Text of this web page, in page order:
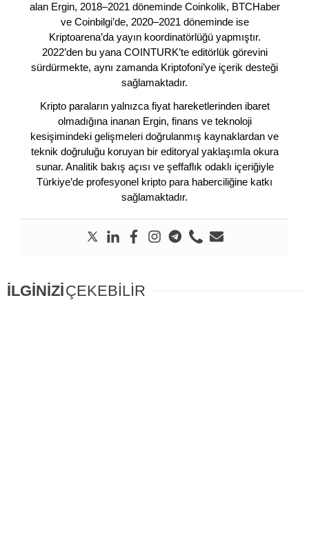
alan Ergin, 2018–2021 döneminde Coinkolik, BTCHaber
ve Coinbilgi’de, 2020–2021 döneminde ise
Kriptoarena’da yayın koordinatörlüğü yapmıştır.
2022’den bu yana COINTURK’te editörlük görevini
sürdürmekte, aynı zamanda Kriptofoni’ye içerik desteği
sağlamaktadır.
Kripto paraların yalnızca fiyat hareketlerinden ibaret
olmadığına inanan Ergin, finans ve teknoloji
kesişimindeki gelişmeleri doğrulanmış kaynaklardan ve
teknik doğruluğu koruyan bir editoryal yaklaşımla okura
sunar. Analitik bakış açısı ve şeffaflık odaklı içeriğiyle
Türkiye’de profesyonel kripto para haberciliğine katkı
sağlamaktadır.
İLGİNİZİÇEKEBİLİR